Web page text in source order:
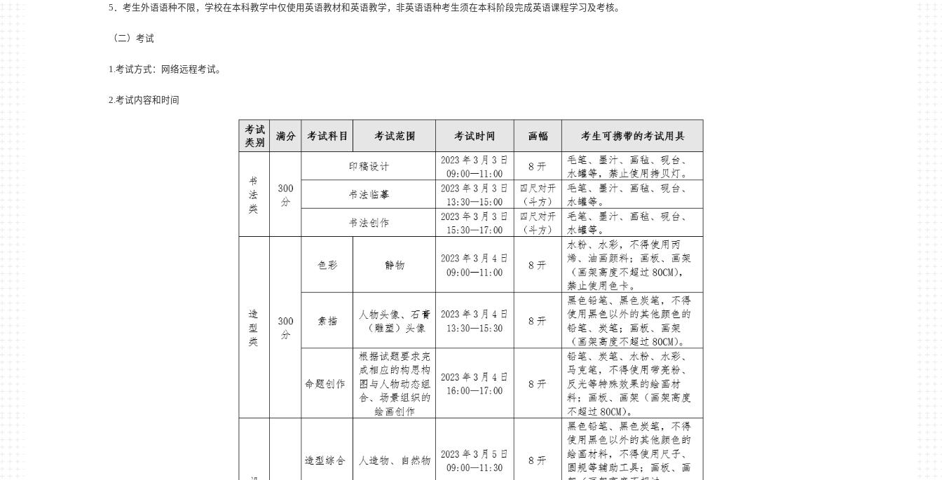
5 ．考生外语语种不限，学校在本科教学中仅使用英语教材和英语教学，非英语语种考生须在本科阶段完成英语课程学习及考核。
（二）考试
1.考试方式：网络远程考试。
2.考试内容和时间